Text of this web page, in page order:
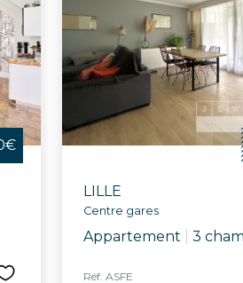
LILLE
Centre gares
Appartement 3
Réf. ASFE